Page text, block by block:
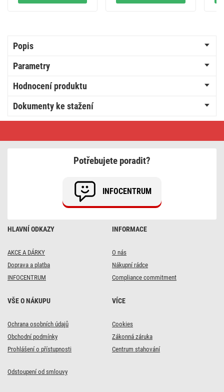
2x
Rámeček pro LED
panel 60x60cm,
Modul nouzového
osvětlení MT 6 W/1 h
LED15
Popis
Parametry
Hodnocení produktu
Dokumenty ke stažení
bílá,
IP21
HLAVNÍ ODKAZY
AKCE A DÁRKY
Doprava a platba
INFOCENTRUM
INFORMACE
O nás
Nákupní rádce
Compliance commitment
VŠE O NÁKUPU
Ochrana osobních údajů
Obchodní podmínky
Prohlášení o přístupnosti
VÍCE
Cookies
Zákonná záruka
Centrum stahování
Odstoupení od smlouvy
Potřebujete poradit?
INFOCENTRUM